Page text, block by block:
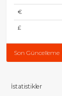
€
£
Son Güncelleme
İstatistikler